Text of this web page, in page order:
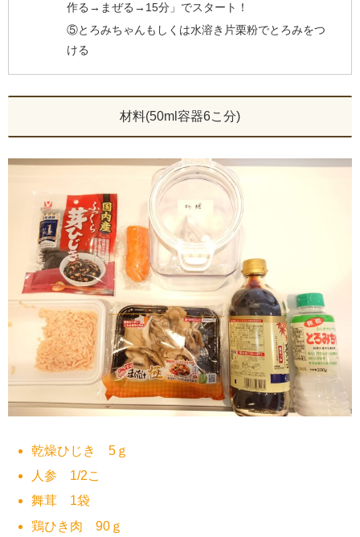
作る→まぜる→15分」でスタート！
⑤とろみちゃんもしくは水溶き片栗粉でとろみをつ
ける
材料(50ml容器6こ分)
乾燥ひじき 5ｇ
人参 1/2こ
舞茸 1袋
鶏ひき肉 90ｇ